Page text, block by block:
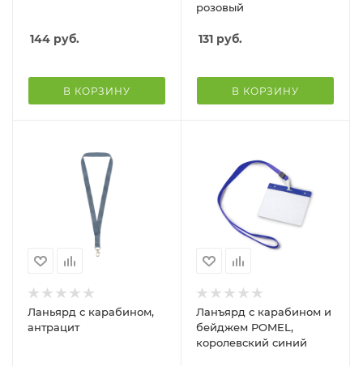
144 руб.
В КОРЗИНУ
розовый
131 руб.
В КОРЗИНУ
Ланьярд с карабином,
антрацит
Ланъярд с карабином и
бейджем POMEL,
королевский синий